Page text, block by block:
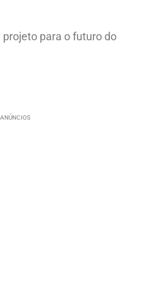
para o futuro do
ANÚNCIOS